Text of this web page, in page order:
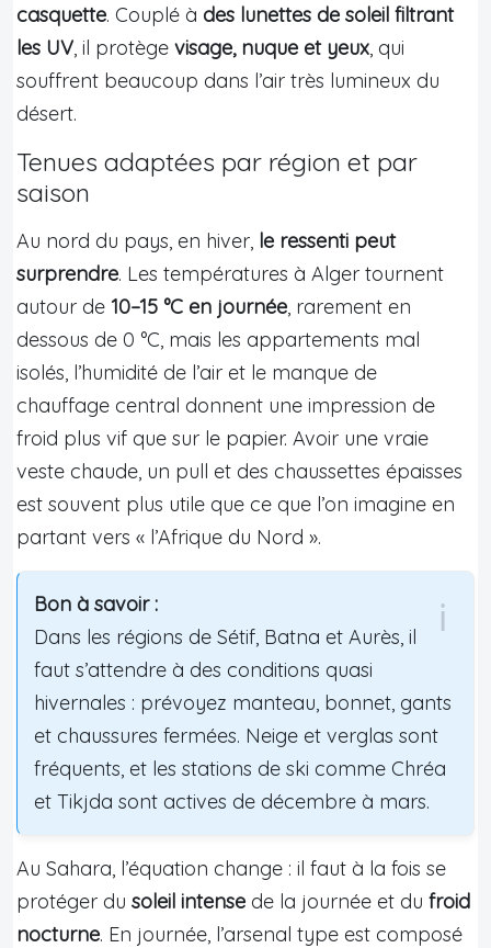
casquette. Couplé à des lunettes de soleil filtrant
les UV, il protège visage, nuque et yeux, qui
souffrent beaucoup dans l’air très lumineux du
désert.
Tenues adaptées par région et par
saison
Au nord du pays, en hiver, le ressenti peut
surprendre. Les températures à Alger tournent
autour de 10–15 °C en journée, rarement en
dessous de 0 °C, mais les appartements mal
isolés, l’humidité de l’air et le manque de
chauffage central donnent une impression de
froid plus vif que sur le papier. Avoir une vraie
veste chaude, un pull et des chaussettes épaisses
est souvent plus utile que ce que l’on imagine en
partant vers « l’Afrique du Nord ».
Bon à savoir :
Dans les régions de Sétif, Batna et Aurès, il
faut s’attendre à des conditions quasi
hivernales : prévoyez manteau, bonnet, gants
et chaussures fermées. Neige et verglas sont
fréquents, et les stations de ski comme Chréa
et Tikjda sont actives de décembre à mars.
Au Sahara, l’équation change : il faut à la fois se
protéger du soleil intense de la journée et du froid
nocturne. En journée, l’arsenal type est composé